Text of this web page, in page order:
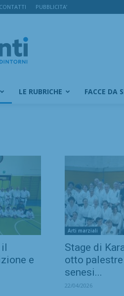
CONTATTI PUBBLICITA’
LE RUBRICHE FACCE DA
e
Arti marziali
Stage di
otto
senesi...
22/04/2026